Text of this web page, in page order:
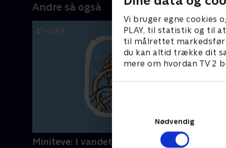
Vi bruger egne cookies
PLAY, til statistik og til
til målrettet
du kan altid trække dit
mere om hvordan TV 2
Nødvendig
Andre så også
Miniteve: I vandet